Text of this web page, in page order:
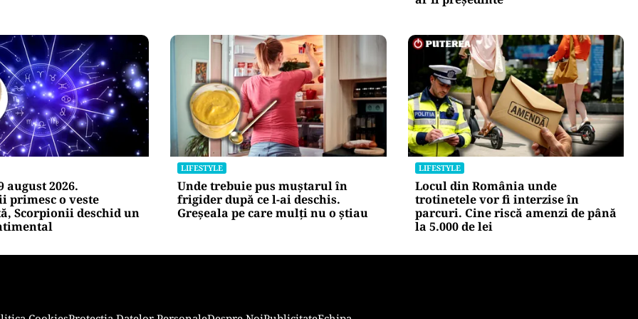
august 2026.
primesc o veste
Scorpionii deschid un
LIFESTYLE
Unde trebuie pus muștarul în
frigider după ce l-ai deschis.
Greșeala pe care mulți nu o știau
LIFESTYLE
Locul din România unde
trotinetele vor fi interzise în
parcuri. Cine riscă amenzi de până
la 5.000 de lei